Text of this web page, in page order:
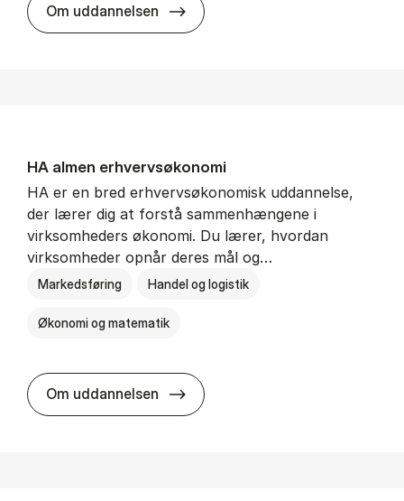
Om uddannelsen BSc in In­ter­na­tion­al Ship­ping
HA al­men erhvervs­økonomi
HA er en bred erhvervsøkonomisk uddannelse,
der lærer dig at forstå sammenhængene i
virksomheders økonomi. Du lærer, hvordan
virksomheder opnår deres mål og…
Markedsføring Handel og logistik
Økonomi og matematik
Om uddannelsen HA al­men erhvervs­økonomi